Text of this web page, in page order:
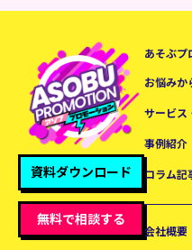
資料ダウンロード
無料で相談する
あそぶプ
お悩みか
サービス
事例紹介
コラム記
会社概要